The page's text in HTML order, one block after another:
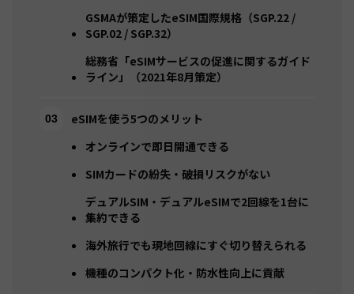
GSMAが策定したeSIM国際規格（SGP.22 /
SGP.02 / SGP.32）
総務省「eSIMサービスの促進に関するガイド
ライン」（2021年8月策定）
eSIMを使う5つのメリット
オンラインで即日開通できる
SIMカードの紛失・破損リスクがない
デュアルSIM・デュアルeSIMで2回線を1台に
集約できる
海外旅行でも現地回線にすぐ切り替えられる
機種のコンパクト化・防水性向上に貢献